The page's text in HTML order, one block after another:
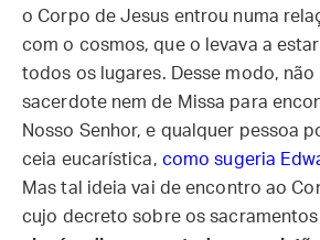
o Corpo de Jesus entrou numa
com o cosmos, que o levava a
todos os lugares. Desse modo,
sacerdote nem de Missa para
Nosso Senhor, e qualquer pessoa
ceia eucarística, como sugeria
Mas tal ideia vai de encontro ao
cujo decreto sobre os sacramentos